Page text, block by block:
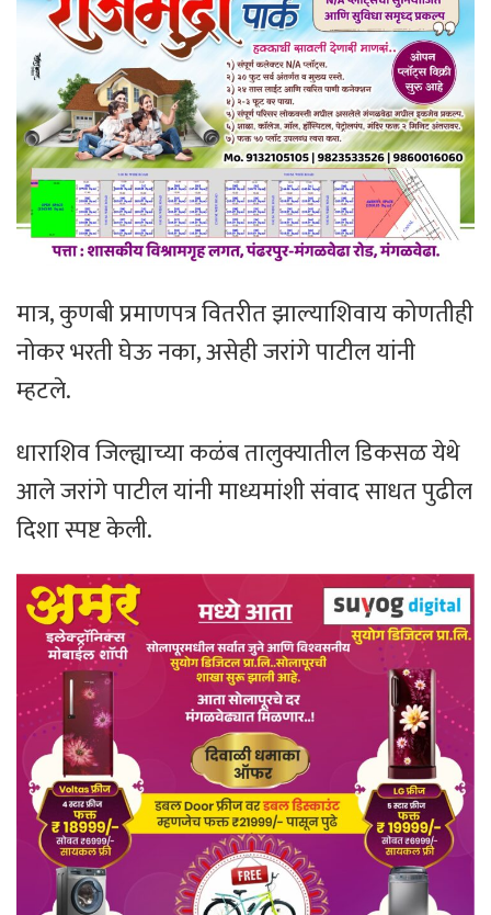
मात्र, कुणबी प्रमाणपत्र वितरीत झाल्याशिवाय कोणतीही
नोकर भरती घेऊ नका, असेही जरांगे पाटील यांनी
म्हटले.
धाराशिव जिल्ह्याच्या कळंब तालुक्यातील डिकसळ येथे
आले जरांगे पाटील यांनी माध्यमांशी संवाद साधत पुढील
दिशा स्पष्ट केली.